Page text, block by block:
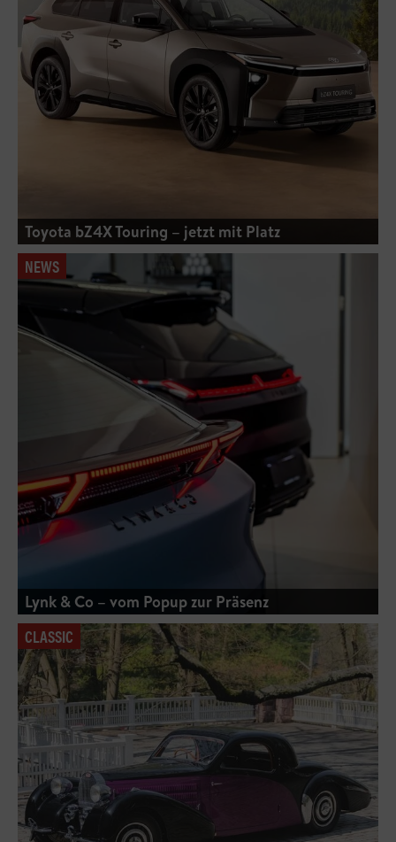
Toyota bZ4X Touring – jetzt mit Platz
NEWS
Lynk & Co – vom Popup zur Präsenz
CLASSIC